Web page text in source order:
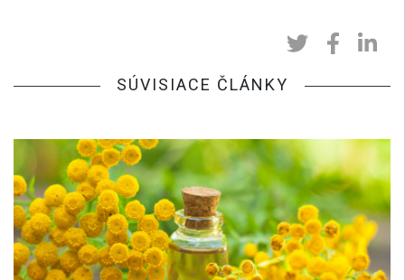
SÚVISIACE ČLÁNKY